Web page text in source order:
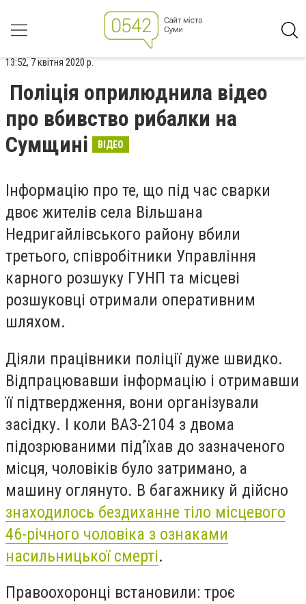
13:52, 7 квітня 2020 р.
Поліція оприлюднила відео
про вбивство рибалки на
Сумщині
ВІДЕО
Інформацію про те, що під час сварки
двоє жителів села Вільшана
Недригайлівського району вбили
третього, співробітники Управління
карного розшуку ГУНП та місцеві
розшуковці отримали оперативним
шляхом.
Діяли працівники поліції дуже швидко.
Відпрацювавши інформацію і отримавши
її підтвердження, вони організували
засідку. І коли ВАЗ-2104 з двома
підозрюваними під’їхав до зазначеного
місця, чоловіків було затримано, а
машину оглянуто. В багажнику й дійсно
знаходилось бездиханне тіло місцевого
46-річного чоловіка з ознаками
насильницької смерті.
Правоохоронці встановили: троє